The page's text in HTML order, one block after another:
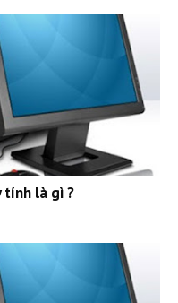
tính là gì ?